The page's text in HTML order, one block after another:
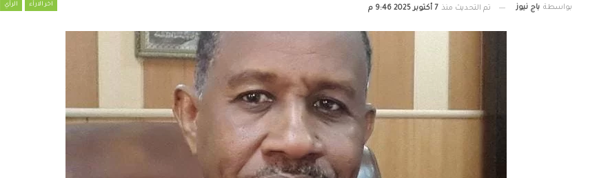
اخر الارأء الرأي بواسطة باج نيوز تم التحديث منذ 7 أكتوبر 2025 9:46 م